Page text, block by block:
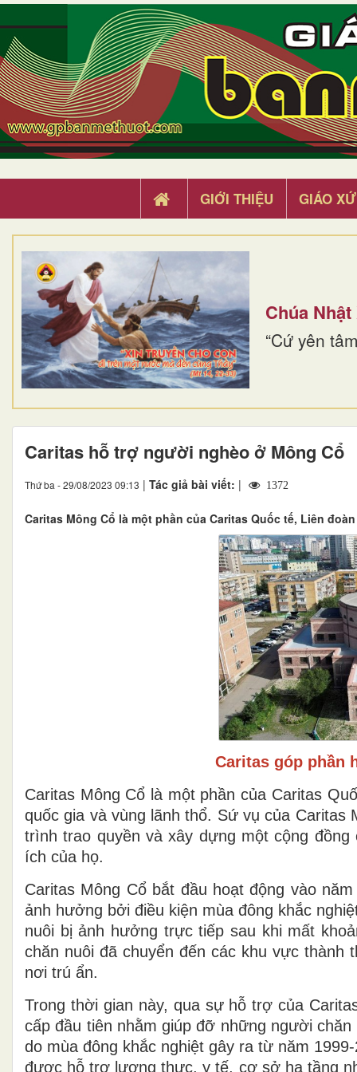
GIỚI THIỆU GIÁO XỨ
Chúa
“Cứ yên
Caritas hỗ trợ người nghèo ở Mông Cổ
Thứ ba - 29/08/2023 09:13 | Tác giả bài viết: | 1372
Caritas Mông Cổ là một phần của Caritas Quốc tế, Liên
Caritas góp phần
Caritas Mông Cổ là một phần của Caritas
quốc gia và vùng lãnh thổ. Sứ vụ của Caritas
trình trao quyền và xây dựng một cộng
ích của họ.
Caritas Mông Cổ bắt đầu hoạt động vào
ảnh hưởng bởi điều kiện mùa đông khắc
nuôi bị ảnh hưởng trực tiếp sau khi mất
chăn nuôi đã chuyển đến các khu vực thành
nơi trú ẩn.
Trong thời gian này, qua sự hỗ trợ của
cấp đầu tiên nhằm giúp đỡ những người
do mùa đông khắc nghiệt gây ra từ năm
được hỗ trợ lương thực, y tế, cơ sở hạ tầng